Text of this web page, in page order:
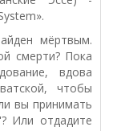
мёртвым.
смерти? Пока
вдова
чтобы
вы принимать
Или отдадите